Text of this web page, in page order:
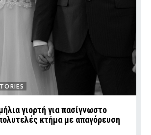
γιορτή για πασίγνωστο
κτήμα με απαγόρευση